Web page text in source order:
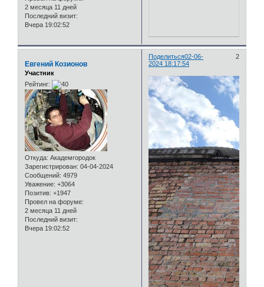
2 месяца 11 дней
Последний визит:
Вчера 19:02:52
Поделиться 2
02-06-
2024 18:17:54
Евгений Козионов
Участник
Рейтинг:
Откуда: Академгородок
Зарегистрирован: 04-04-2024
Сообщений: 4979
Уважение: +3064
Позитив: +1947
Провел на форуме:
2 месяца 11 дней
Последний визит:
Вчера 19:02:52